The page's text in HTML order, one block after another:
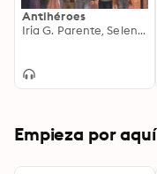
Antihéroes
Iria G. Parente, Selene M. Pascual
Empieza por aquí